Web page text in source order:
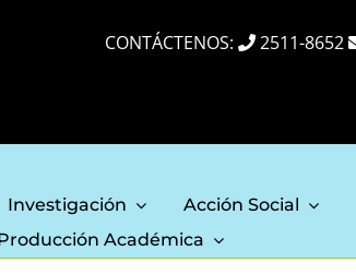
CONTÁCTENOS: 2511-8652
Investigación Acción Social
Académica